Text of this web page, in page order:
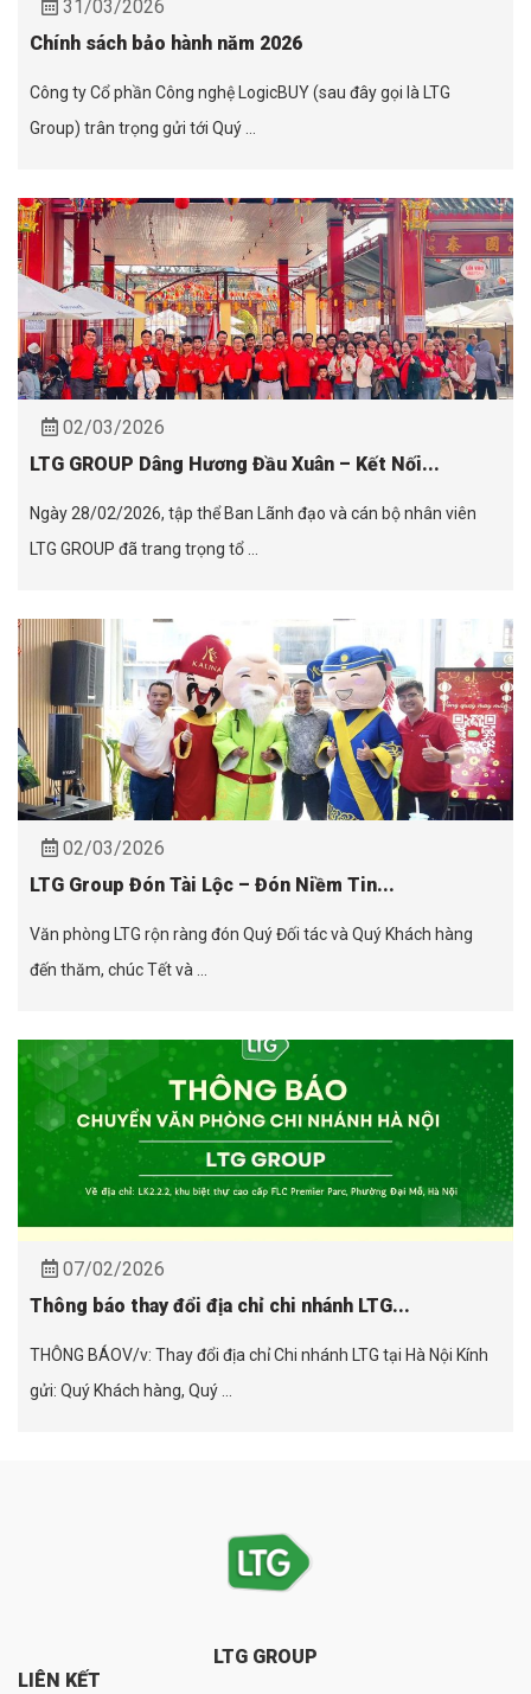
31/03/2026
Chính sách bảo hành năm 2026
Công ty Cổ phần Công nghệ LogicBUY (sau đây gọi là LTG
Group) trân trọng gửi tới Quý ...
02/03/2026
LTG GROUP Dâng Hương Đầu Xuân – Kết Nối...
Ngày 28/02/2026, tập thể Ban Lãnh đạo và cán bộ nhân viên
LTG GROUP đã trang trọng tổ ...
02/03/2026
LTG Group Đón Tài Lộc – Đón Niềm Tin...
Văn phòng LTG rộn ràng đón Quý Đối tác và Quý Khách hàng
đến thăm, chúc Tết và ...
07/02/2026
Thông báo thay đổi địa chỉ chi nhánh LTG...
THÔNG BÁOV/v: Thay đổi địa chỉ Chi nhánh LTG tại Hà Nội Kính
gửi: Quý Khách hàng, Quý ...
LTG GROUP
LIÊN KẾT